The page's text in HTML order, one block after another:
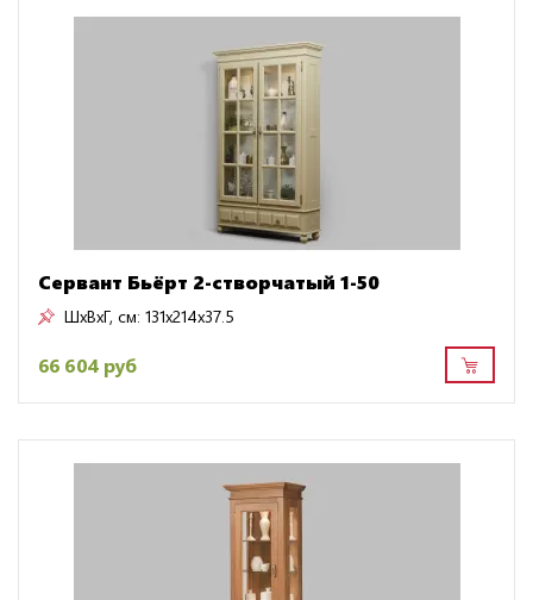
Сервант Бьёрт 2-створчатый 1-50
ШxВxГ, см: 131x214x37.5
66 604 руб